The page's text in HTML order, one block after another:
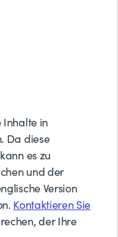
Inhalte in
Da diese
es zu
und der
Version
Kontaktieren Sie
der Ihre